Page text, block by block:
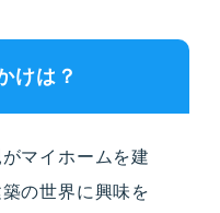
けは？
マイホームを建
の世界に興味を